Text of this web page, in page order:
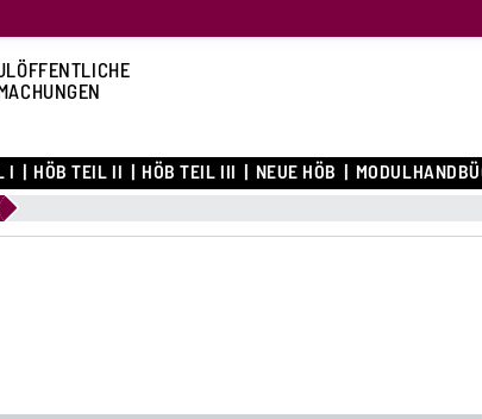
I HÖB TEIL II HÖB TEIL III NEUE HÖB